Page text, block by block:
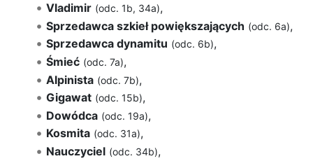
Vladimir (odc. 1b, 34a),
Sprzedawca szkieł powiększających (odc. 6a),
Sprzedawca dynamitu (odc. 6b),
Śmieć (odc. 7a),
Alpinista (odc. 7b),
Gigawat (odc. 15b),
Dowódca (odc. 19a),
Kosmita (odc. 31a),
Nauczyciel (odc. 34b),